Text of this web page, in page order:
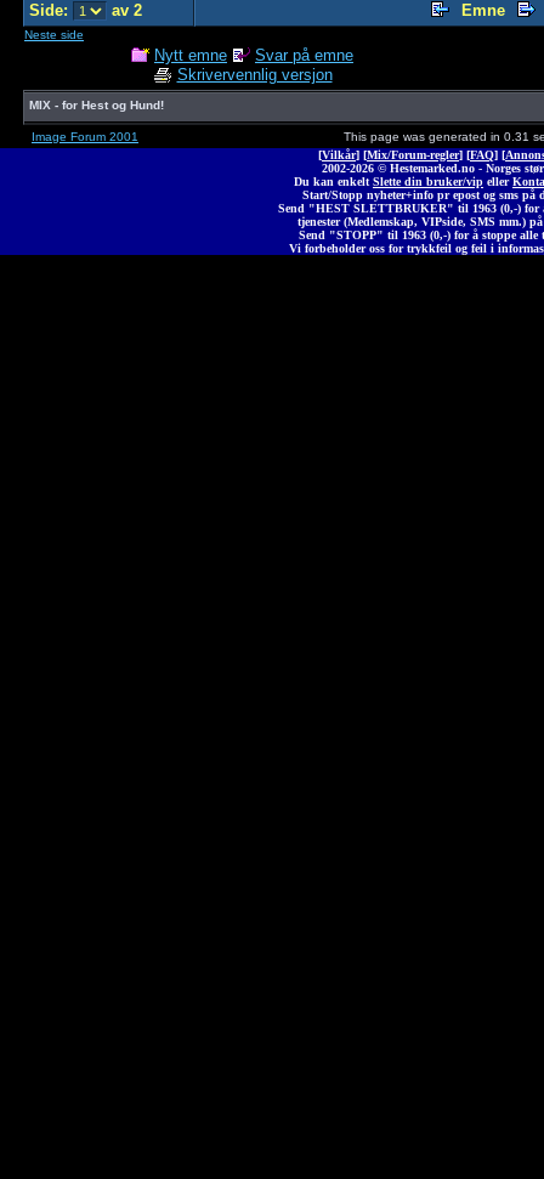
Side:
av 2 Emne
Neste side
Nytt emne
Svar på emne
Skrivervennlig versjon
MIX - for Hest og Hund!
Image Forum 2001
This page was generated in 0.31
[Vilkår] [Mix/Forum-regler] [FAQ] [
2002-2026 © Hestemarked.no - Norges
Du kan enkelt Slette din bruker/vip eller
Start/Stopp nyheter+info pr epost og sms på
Send "HEST SLETTBRUKER" til 1963 (0,-) for
tjenester (Medlemskap, VIPside, SMS mm.)
Send "STOPP" til 1963 (0,-) for å stoppe alle
Vi forbeholder oss for trykkfeil og feil i